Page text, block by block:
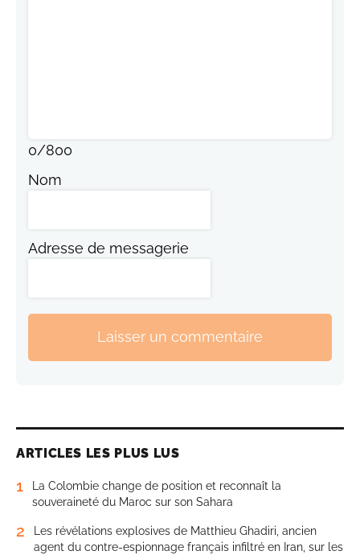
0/800
Nom
Adresse de messagerie
Laisser un commentaire
ARTICLES LES PLUS LUS
1
La Colombie change de position et reconnaît la
souveraineté du Maroc sur son Sahara
2
Les révélations explosives de Matthieu Ghadiri, ancien
agent du contre-espionnage français infiltré en Iran, sur les